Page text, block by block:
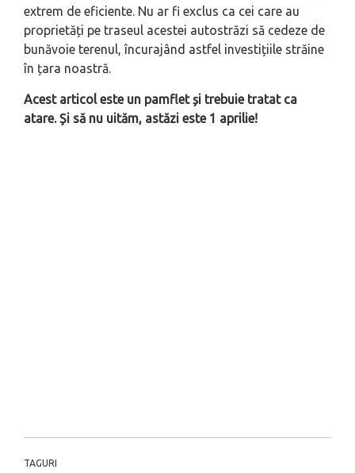
extrem de eficiente. Nu ar fi exclus ca cei care au
proprietăți pe traseul acestei autostrăzi să cedeze de
bunăvoie terenul, încurajând astfel investițiile străine
în țara noastră.
Acest articol este un pamflet și trebuie tratat ca
atare. Și să nu uităm, astăzi este 1 aprilie!
TAGURI